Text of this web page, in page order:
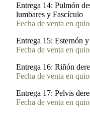
Entrega 14: Pulmón
lumbares y Fascículo
Fecha de venta en
Entrega 15: Esternón
Fecha de venta en
Entrega 16: Riñón
Fecha de venta en
Entrega 17: Pelvis
Fecha de venta en